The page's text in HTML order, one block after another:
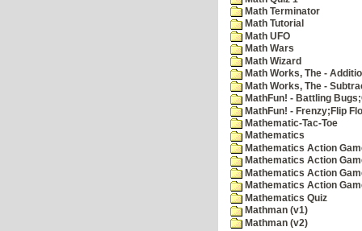
Math Terminator
Math Tutorial
Math UFO
Math Wars
Math Wizard
Math Works, The -
Math Works, The -
MathFun! - Battling
MathFun! - Frenzy;Flip
Mathematic-Tac-Toe
Mathematics
Mathematics Action
Mathematics Action
Mathematics Action
Mathematics Action
Mathematics Quiz
Mathman (v1)
Mathman (v2)